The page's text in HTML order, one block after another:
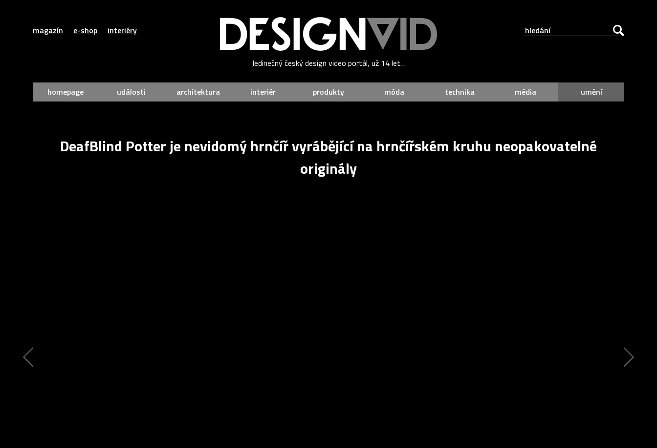
magazín e-shop interiéry
Jedinečný český design video portál, už 14 let…
homepage události architektura interiér produkty móda technika média umění
DeafBlind Potter je nevidomý hrnčíř vyrábějící na hrnčířském kruhu neopakovatelné
originály